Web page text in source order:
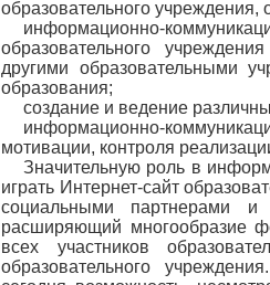
образовательного
информационно-
образовательного
другими образовательными
образования;
создание и ведение
информационно-
мотивации, контроля
Значительную роль в
играть Интернет-сайт
социальными партнерами и
расширяющий многообразие
всех участников
образовательного